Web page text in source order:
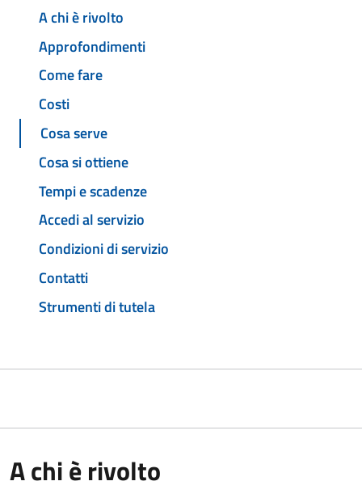
A chi è rivolto
Approfondimenti
Come fare
Costi
Cosa serve
Cosa si ottiene
Tempi e scadenze
Accedi al servizio
Condizioni di servizio
Contatti
Strumenti di tutela
A chi è rivolto